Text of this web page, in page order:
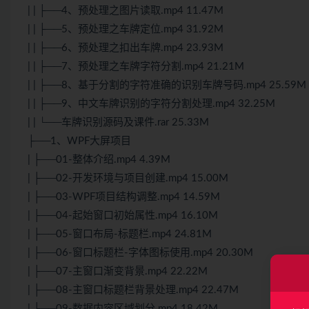
| | ├──4、预处理之图片读取.mp4 11.47M
| | ├──5、预处理之车牌定位.mp4 31.92M
| | ├──6、预处理之扣出车牌.mp4 23.93M
| | ├──7、预处理之车牌字符分割.mp4 21.21M
| | ├──8、基于分割的字符准确的识别车牌号码.mp4 25.59M
| | ├──9、中文车牌识别的字符分割处理.mp4 32.25M
| | └──车牌识别源码及课件.rar 25.33M
├──1、WPF大屏项目
| ├──01-整体介绍.mp4 4.39M
| ├──02-开发环境与项目创建.mp4 15.00M
| ├──03-WPF项目结构调整.mp4 14.59M
| ├──04-起始窗口初始属性.mp4 16.10M
| ├──05-窗口布局-标题栏.mp4 24.81M
| ├──06-窗口标题栏-字体图标使用.mp4 20.30M
| ├──07-主窗口渐变背景.mp4 22.22M
| ├──08-主窗口标题栏背景处理.mp4 22.47M